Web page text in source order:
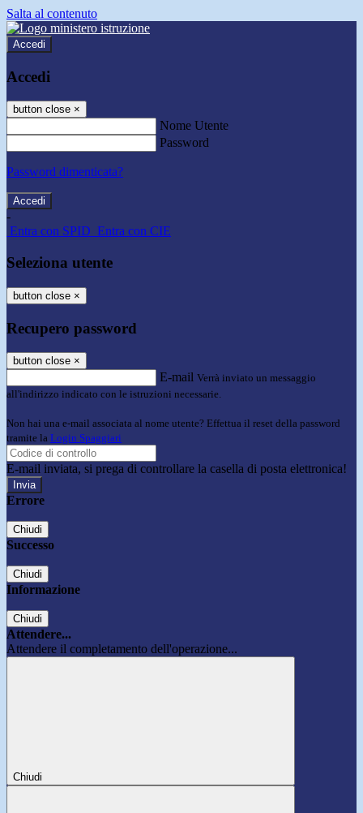
Salta al contenuto
Accedi
Accedi
button close ×
Nome Utente
Password
Password dimenticata?
-
Entra con SPID Entra con CIE
Seleziona utente
button close ×
Recupero password
button close ×
E-mail Verrà inviato un messaggio
all'indirizzo indicato con le istruzioni necessarie.
Non hai una e-mail associata al nome utente? Effettua il reset della password
tramite la Login Spaggiari
E-mail inviata, si prega di controllare la casella di posta elettronica!
Errore
Chiudi
Successo
Chiudi
Informazione
Chiudi
Attendere...
Attendere il completamento dell'operazione...
Chiudi